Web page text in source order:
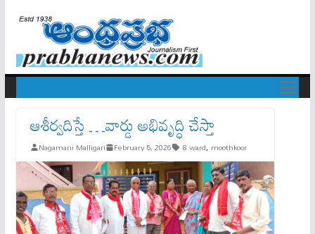
ఆశీర్వదిస్తే …వార్డు అభివృద్ధి చేస్తా
Nagamani Malligari February 5, 2026 8 ward, moothkoor